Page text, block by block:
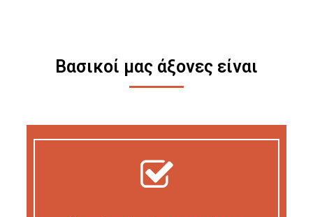
Βασικοί μας άξονες είναι